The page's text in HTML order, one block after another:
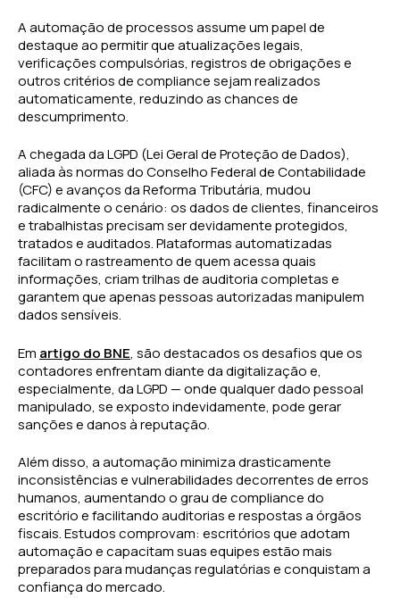
A automação de processos assume um papel de
destaque ao permitir que atualizações legais,
verificações compulsórias, registros de obrigações e
outros critérios de compliance sejam realizados
automaticamente, reduzindo as chances de
descumprimento.
A chegada da LGPD (Lei Geral de Proteção de Dados),
aliada às normas do Conselho Federal de Contabilidade
(CFC) e avanços da Reforma Tributária, mudou
radicalmente o cenário: os dados de clientes, financeiros
e trabalhistas precisam ser devidamente protegidos,
tratados e auditados. Plataformas automatizadas
facilitam o rastreamento de quem acessa quais
informações, criam trilhas de auditoria completas e
garantem que apenas pessoas autorizadas manipulem
dados sensíveis.
Em artigo do BNE, são destacados os desafios que os
contadores enfrentam diante da digitalização e,
especialmente, da LGPD — onde qualquer dado pessoal
manipulado, se exposto indevidamente, pode gerar
sanções e danos à reputação.
Além disso, a automação minimiza drasticamente
inconsistências e vulnerabilidades decorrentes de erros
humanos, aumentando o grau de compliance do
escritório e facilitando auditorias e respostas a órgãos
fiscais. Estudos comprovam: escritórios que adotam
automação e capacitam suas equipes estão mais
preparados para mudanças regulatórias e conquistam a
confiança do mercado.